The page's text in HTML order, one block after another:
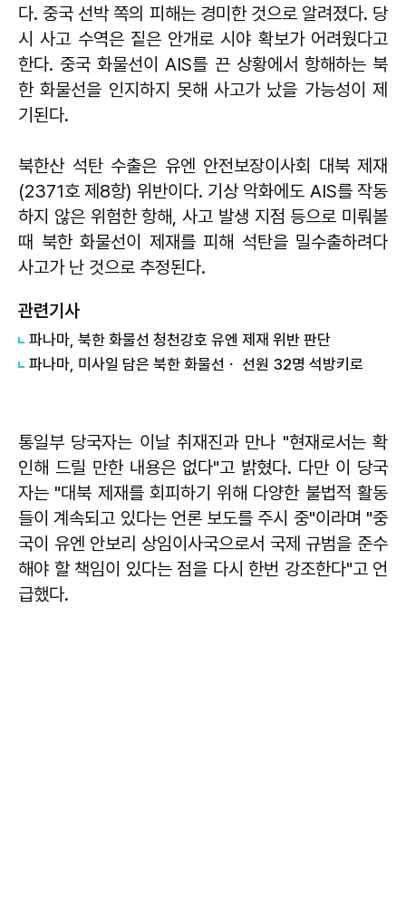
다. 중국 선박 쪽의 피해는 경미한 것으로 알려졌다. 당
시 사고 수역은 짙은 안개로 시야 확보가 어려웠다고
한다. 중국 화물선이 AIS를 끈 상황에서 항해하는 북
한 화물선을 인지하지 못해 사고가 났을 가능성이 제
기된다.
북한산 석탄 수출은 유엔 안전보장이사회 대북 제재
(2371호 제8항) 위반이다. 기상 악화에도 AIS를 작동
하지 않은 위험한 항해, 사고 발생 지점 등으로 미뤄볼
때 북한 화물선이 제재를 피해 석탄을 밀수출하려다
사고가 난 것으로 추정된다.
관련기사
파나마, 북한 화물선 청천강호 유엔 제재 위반 판단
파나마, 미사일 담은 북한 화물선ㆍ 선원 32명 석방키로
통일부 당국자는 이날 취재진과 만나 "현재로서는 확
인해 드릴 만한 내용은 없다"고 밝혔다. 다만 이 당국
자는 "대북 제재를 회피하기 위해 다양한 불법적 활동
들이 계속되고 있다는 언론 보도를 주시 중"이라며 "중
국이 유엔 안보리 상임이사국으로서 국제 규범을 준수
해야 할 책임이 있다는 점을 다시 한번 강조한다"고 언
급했다.